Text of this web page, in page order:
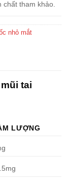
tham khảo.
nhỏ mắt
tai
LƯỢNG